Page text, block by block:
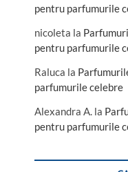
pentru parfumurile
nicoleta la
pentru parfumurile
Raluca la
parfumurile celebre
Alexandra A. la
pentru parfumurile